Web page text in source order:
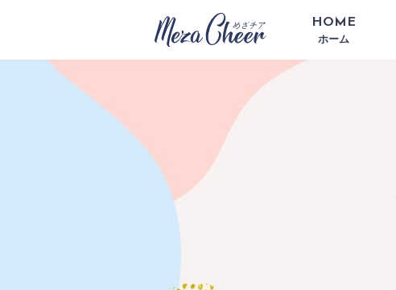
HOME
ホーム